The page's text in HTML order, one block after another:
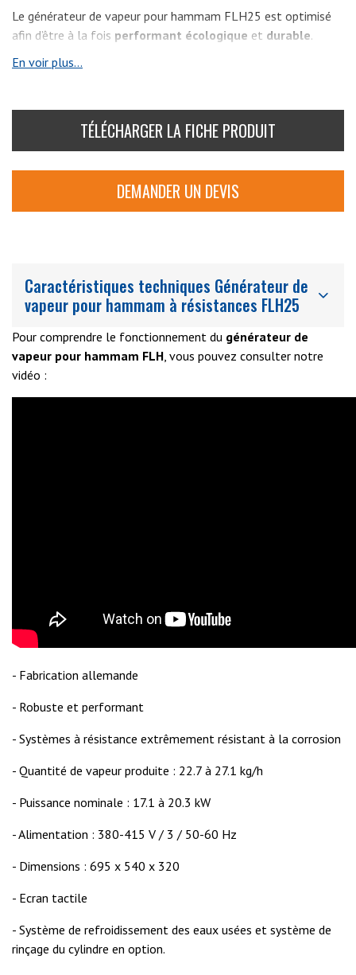
Le générateur de vapeur pour hammam FLH25 est optimisé
afin d’être à la fois performant écologique et durable.
En voir plus...
TÉLÉCHARGER LA FICHE PRODUIT
DEMANDER UN DEVIS
Caractéristiques techniques Générateur de
vapeur pour hammam à résistances FLH25
Pour comprendre le fonctionnement du générateur de
vapeur pour hammam FLH, vous pouvez consulter notre
vidéo :
- Fabrication allemande
- Robuste et performant
- Systèmes à résistance extrêmement résistant à la corrosion
- Quantité de vapeur produite : 22.7 à 27.1 kg/h
- Puissance nominale : 17.1 à 20.3 kW
- Alimentation : 380-415 V / 3 / 50-60 Hz
- Dimensions : 695 x 540 x 320
- Ecran tactile
- Système de refroidissement des eaux usées et système de
rinçage du cylindre en option.